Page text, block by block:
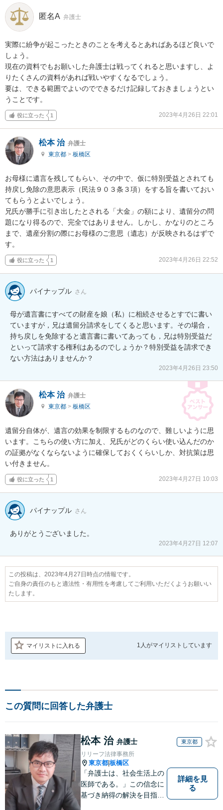
匿名A 弁護士
実際に紛争が起こったときのことを考えるとあればあるほど良いで
しょう。
現在の資料でもお願いした弁護士は戦ってくれると思いますし、よ
りたくさんの資料があれば戦いやすくなるでしょう。
要は、できる範囲でよいのでできるだけ記録しておきましょうとい
うことです。
役に立った 1 2023年4月26日 22:01
松本 治 弁護士
東京都 > 板橋区
お母様に遺言を残してもらい、その中で、仮に特別受益とされても
持戻し免除の意思表示（民法９０３条３項）をする旨を書いておい
てもらうとよいでしょう。
兄氏が勝手に引き出したとされる「大金」の額により、遺留分の問
題になり得るので、完全ではありません。しかし、かなりのところ
まで、遺産分割の際にお母様のご意思（遺志）が反映されるはずで
す。
役に立った 1 2023年4月26日 22:52
パイナップル さん
母が遺言書にすべての財産を娘（私）に相続させるとすでに書い
ていますが，兄は遺留分請求をしてくると思います。その場合，
持ち戻しを免除すると遺言書に書いてあっても，兄は特別受益だ
といって請求する権利はあるのでしょうか？特別受益を請求でき
ない方法はありませんか？
2023年4月26日 23:50
松本 治 弁護士
東京都 > 板橋区
遺留分自体が、遺言の効果を制限するものなので、難しいように思
います。こちらの使い方に加え、兄氏がどのくらい使い込んだのか
の証拠がなくならないように確保しておくくらいしか、対抗策は思
い付きません。
役に立った 1 2023年4月27日 10:03
パイナップル さん
ありがとうございました。
2023年4月27日 12:07
この投稿は、2023年4月27日時点の情報です。
ご自身の責任のもと適法性・有用性を考慮してご利用いただくようお願いい
たします。
マイリストに入れる 1人がマイリストしています
この質問に回答した弁護士
松本 治 弁護士 東京都
リリーフ法律事務所
東京都 板橋区
「弁護士は、社会生活上の
医師である。」この信念に
基づき納得の解決を目指し
詳細を見
る